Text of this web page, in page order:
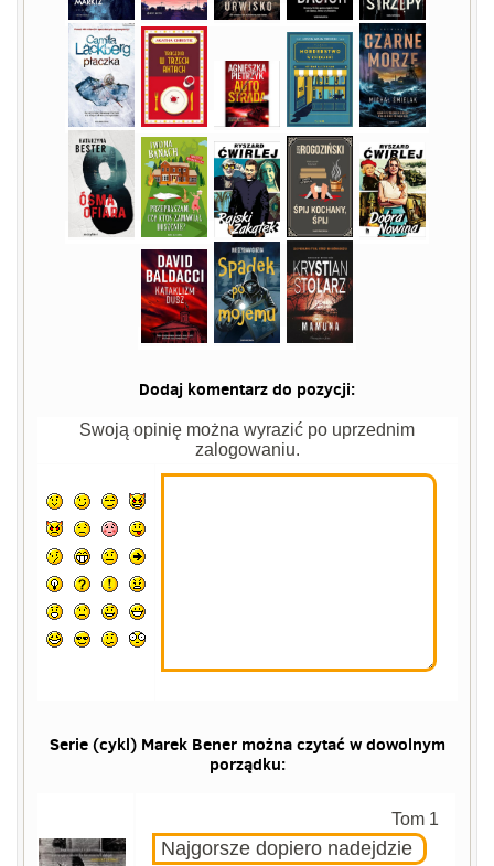
Dodaj komentarz do pozycji:
Swoją opinię można wyrazić po uprzednim
zalogowaniu.
Serie (cykl) Marek Bener można czytać w dowolnym
porządku:
Tom 1
Najgorsze dopiero nadejdzie